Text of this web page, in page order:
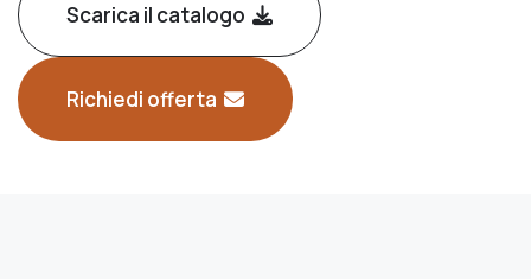
Scarica il catalogo
Richiedi offerta